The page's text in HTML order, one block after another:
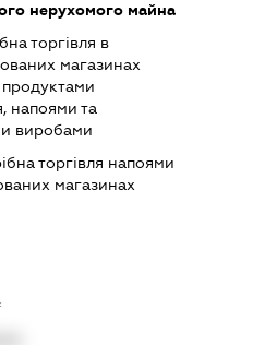
нерухомого майна
торгівля в
магазинах
напоями та
виробами
торгівля напоями
магазинах